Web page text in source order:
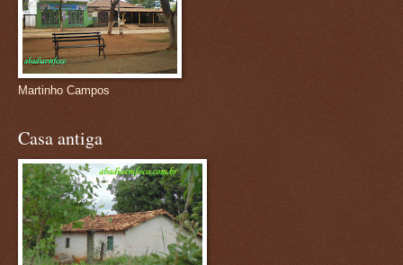
Martinho Campos
Casa antiga